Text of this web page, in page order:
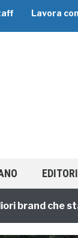
Lavora
che